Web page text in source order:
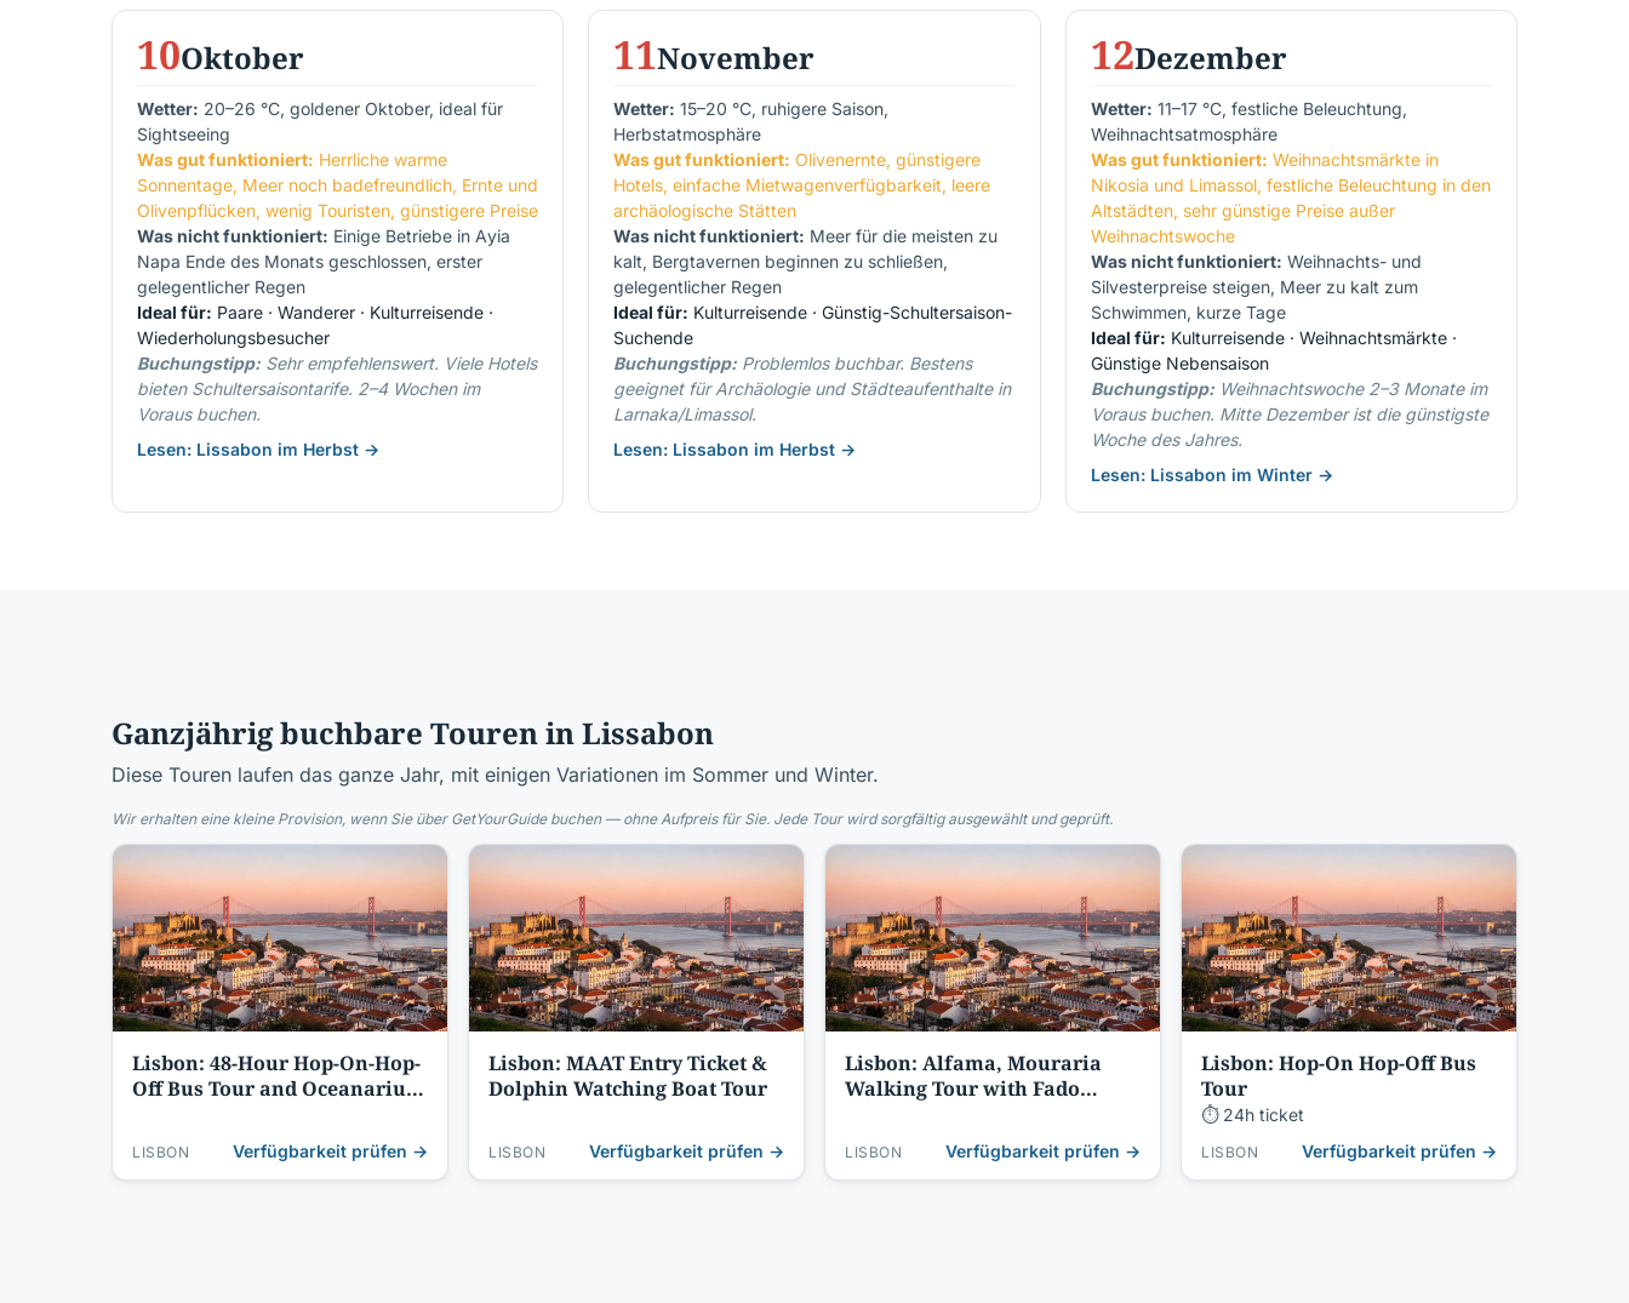
10Oktober
Wetter: 20–26 °C, goldener Oktober, ideal für
Sightseeing
Was gut funktioniert: Herrliche warme
Sonnentage, Meer noch badefreundlich, Ernte und
Olivenpflücken, wenig Touristen, günstigere Preise
Was nicht funktioniert: Einige Betriebe in Ayia
Napa Ende des Monats geschlossen, erster
gelegentlicher Regen
Ideal für: Paare · Wanderer · Kulturreisende ·
Wiederholungsbesucher
Buchungstipp: Sehr empfehlenswert. Viele Hotels
bieten Schultersaisontarife. 2–4 Wochen im
Voraus buchen.
Lesen: Lissabon im Herbst →
11November
Wetter: 15–20 °C, ruhigere Saison,
Herbstatmosphäre
Was gut funktioniert: Olivenernte, günstigere
Hotels, einfache Mietwagenverfügbarkeit, leere
archäologische Stätten
Was nicht funktioniert: Meer für die meisten zu
kalt, Bergtavernen beginnen zu schließen,
gelegentlicher Regen
Ideal für: Kulturreisende · Günstig-Schultersaison-
Suchende
Buchungstipp: Problemlos buchbar. Bestens
geeignet für Archäologie und Städteaufenthalte in
Larnaka/Limassol.
Lesen: Lissabon im Herbst →
12Dezember
Wetter: 11–17 °C, festliche Beleuchtung,
Weihnachtsatmosphäre
Was gut funktioniert: Weihnachtsmärkte in
Nikosia und Limassol, festliche Beleuchtung in den
Altstädten, sehr günstige Preise außer
Weihnachtswoche
Was nicht funktioniert: Weihnachts- und
Silvesterpreise steigen, Meer zu kalt zum
Schwimmen, kurze Tage
Ideal für: Kulturreisende · Weihnachtsmärkte ·
Günstige Nebensaison
Buchungstipp:Weihnachtswoche 2–3 Monate im
Voraus buchen. Mitte Dezember ist die günstigste
Woche des Jahres.
Lesen: Lissabon im Winter →
Ganzjährig buchbare Touren in Lissabon
Diese Touren laufen das ganze Jahr, mit einigen Variationen im Sommer und Winter.
Wir erhalten eine kleine Provision, wenn Sie über GetYourGuide buchen — ohne Aufpreis für Sie. Jede Tour wird sorgfältig ausgewählt und geprüft.
Lisbon: 48-Hour Hop-On-Hop-
Off Bus Tour and Oceanarium
LISBON Verfügbarkeit prüfen →
Lisbon: MAAT Entry Ticket &
Dolphin Watching Boat Tour
LISBON Verfügbarkeit prüfen →
Lisbon: Alfama, Mouraria
Walking Tour with Fado
LISBON Verfügbarkeit prüfen →
Lisbon: Hop-On Hop-Off Bus
Tour
⏱ 24h ticket
LISBON Verfügbarkeit prüfen →